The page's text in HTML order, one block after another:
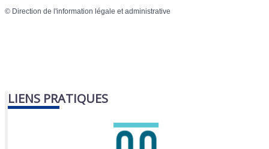
© Direction de l'information légale et administrative
LIENS PRATIQUES